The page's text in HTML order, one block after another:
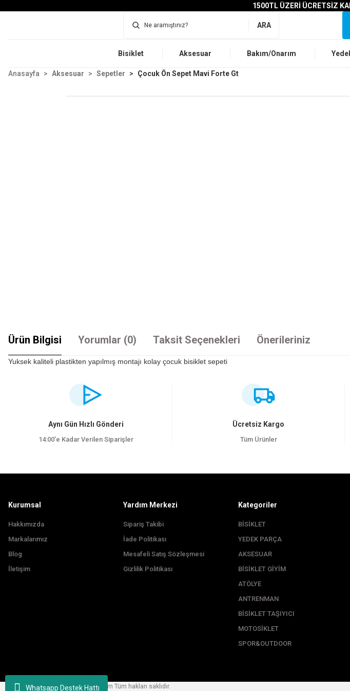
Whatsapp Destek Hattı
1500TL ÜZERİ ÜCRETSİZ
ARA
Bisiklet Aksesuar Bakım/Onarım
Anasayfa Aksesuar Sepetler Çocuk Ön Sepet Mavi Forte Gt
Ürün Bilgisi Yorumlar (0) Taksit Seçenekleri Önerileriniz
Yuksek kaliteli plastikten yapılmış montajı kolay çocuk bisiklet sepeti
Görüş ve önerileriniz için teşekkür ederiz.
Ürün açıklamasında eksik bilgiler bulunuyor.
Ürün bilgilerinde hatalar bulunuyor.
Aynı Gün Hızlı Gönderi
14:00’e Kadar Verilen Siparişler
Ücretsiz Kargo
Tüm Ürünler
Kurumsal
Hakkımızda
Markalarımız
Blog
İletişim
Yardım Merkezi
Sipariş Takibi
İade Politikası
Mesafeli Satış Sözleşmesi
Gizlilik Politikası
Kategoriler
BİSİKLET
YEDEK PARÇA
AKSESUAR
BİSİKLET GİYİM
ATÖLYE
ANTRENMAN
BİSİKLET TAŞIYICI
MOTOSİKLET
SPOR&OUTDOOR
Copyright © 2024, korfezbisiklet.com Tüm hakları saklıdır.